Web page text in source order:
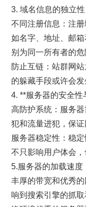
3. 域名信息的独立性
不同注册信息：注
如名字、地址、邮
别为同一所有者的危
防止互链：站群网
的躲藏手段或许会发
4. **服务器的安全性
高防护系统：服务
犯和流量进犯，保证
服务器稳定性：稳
不只影响用户体会，
5.服务器的加载速度
丰厚的带宽和优秀
响到搜索引擎的抓